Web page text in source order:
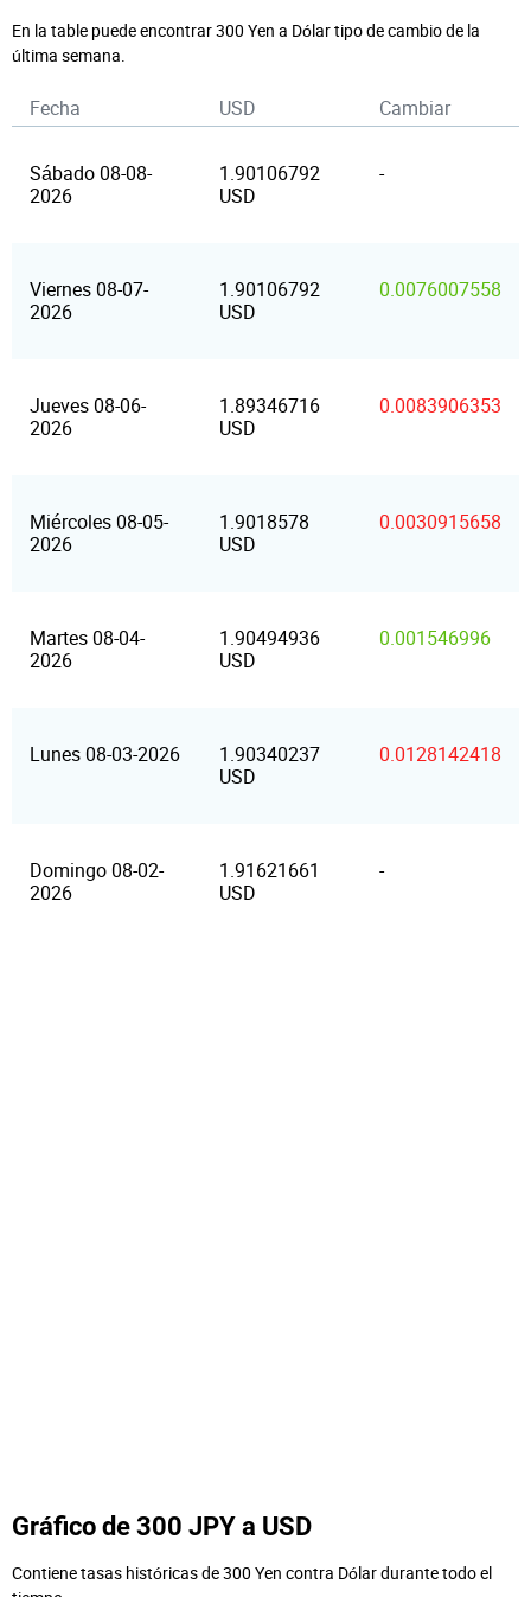
En la table puede encontrar 300 Yen a Dólar tipo de cambio de la
última semana.
Fecha USD Cambiar
Sábado 08-08-
2026
1.90106792
USD
-
Viernes 08-07-
2026
1.90106792
USD
0.0076007558
Jueves 08-06-
2026
1.89346716
USD
0.0083906353
Miércoles 08-05-
2026
1.9018578
USD
0.0030915658
Martes 08-04-
2026
1.90494936
USD
0.001546996
Lunes 08-03-2026
1.90340237
USD
0.0128142418
Domingo 08-02-
2026
1.91621661
USD
-
Gráfico de 300 JPY a USD
Contiene tasas históricas de 300 Yen contra Dólar durante todo el